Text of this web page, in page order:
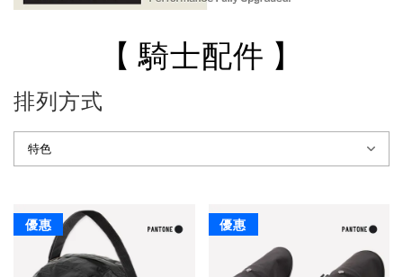
【 騎士配件 】
排列方式
優惠 優惠